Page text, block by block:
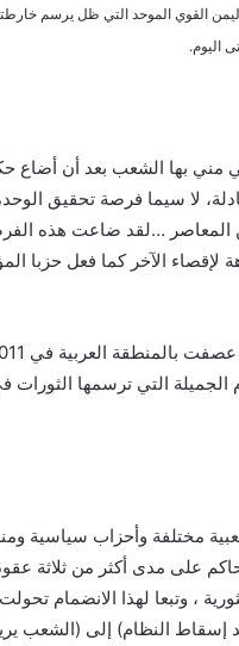
اليمن القوي الموحد التي ظل يرسم
اليوم.
مني بها الشعب بعد أن أضاع
لا سيما فرصة تحقيق
المعاصر …لقد ضاعت هذه
لإقصاء الآخر كما فعل حزبا
الجميلة التي ترسمها
مختلفة وأحزاب سياسية
على مدى أكثر من ثلاثة
، وتبعا لهذا الانضمام
إسقاط النظام) إلى (الشعب